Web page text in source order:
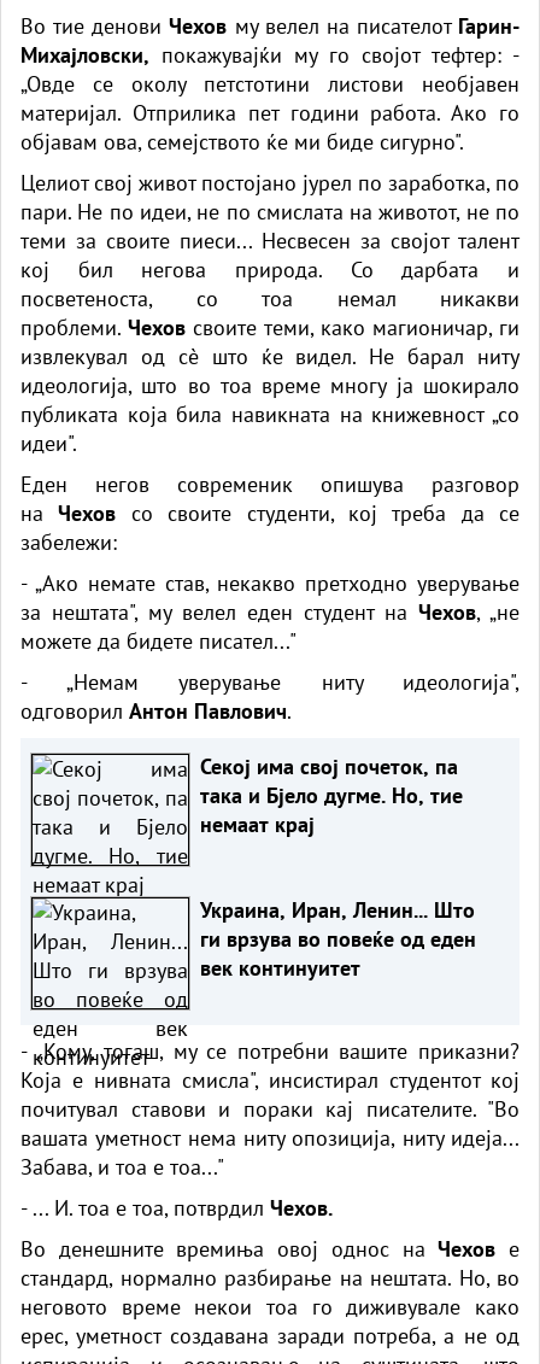
Во тие деновиЧехов му велел на писателот Гарин-
Михајловски, покажувајќи му го својот тефтер: -
„Овде се околу петстотини листови необјавен
материјал. Отприлика пет години работа. Ако го
објавам ова, семејството ќе ми биде сигурно".
Целиот свој живот постојано јурел по заработка, по
пари. Не по идеи, не по смислата на животот, не по
теми за своите пиеси... Несвесен за својот талент
кој бил негова природа. Со дарбата и
посветеноста, со тоа немал никакви
проблеми. Чехов своите теми, како магионичар, ги
извлекувал од сè што ќе видел. Не барал ниту
идеологија, што во тоа време многу ја шокирало
публиката која била навикната на книжевност „со
идеи".
Еден негов современик опишува разговор
наЧехов со своите студенти, кој треба да се
забележи:
- „Ако немате став, некакво претходно уверување
за нештата", му велел еден студент на Чехов, „не
можете да бидете писател..."
- „Немам уверување ниту идеологија",
одговорил Антон Павлович.
Секој има свој почеток, па
така и Бјело дугме. Но, тие
немаат крај
Украина, Иран, Ленин... Што
ги врзува во повеќе од еден
век континуитет
- „Кому, тогаш, му се потребни вашите приказни?
Која е нивната смисла", инсистирал студентот кој
почитувал ставови и пораки кај писателите. "Во
вашата уметност нема ниту опозиција, ниту идеја...
Забава, и тоа е тоа..."
- ... И. тоа е тоа, потврдил Чехов.
Во денешните времиња овој однос наЧехов е
стандард, нормално разбирање на нештата. Но, во
неговото време некои тоа го диживувале како
ерес, уметност создавана заради потреба, а не од